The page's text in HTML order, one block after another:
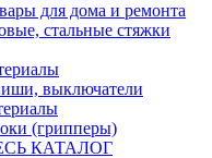
для дома и ремонта
стальные стяжки
выключатели
(грипперы)
КАТАЛОГ